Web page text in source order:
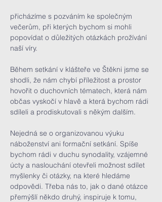
přicházíme s pozváním ke společným
večerům, při kterých bychom si mohli
popovídat o důležitých otázkách prožívání
naší víry.
Během setkání v klášteře ve Štěkni jsme se
shodli, že nám chybí příležitost a prostor
hovořit o duchovních tématech, která nám
občas vyskočí v hlavě a která bychom rádi
sdíleli a prodiskutovali s někým dalším.
Nejedná se o organizovanou výuku
náboženství ani formační setkání. Spíše
bychom rádi v duchu synodality, vzájemné
úcty a naslouchání otevřeli možnost sdílet
myšlenky či otázky, na které hledáme
odpovědi. Třeba nás to, jak o dané otázce
přemýšlí někdo druhý, inspiruje k tomu,